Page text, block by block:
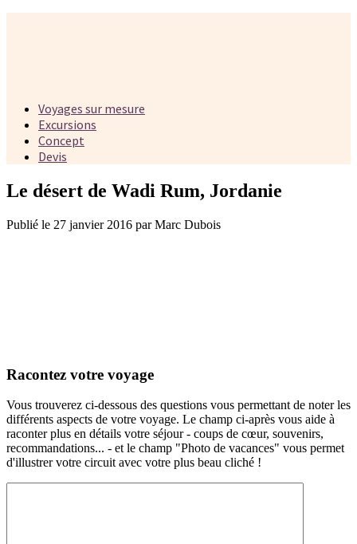
Voyages sur mesure
Excursions
Concept
Devis
Le désert de Wadi Rum, Jordanie
Publié le 27 janvier 2016 par Marc Dubois
Racontez votre voyage
Vous trouverez ci-dessous des questions vous permettant de noter les
différents aspects de votre voyage. Le champ ci-après vous aide à
raconter plus en détails votre séjour - coups de cœur, souvenirs,
recommandations... - et le champ "Photo de vacances" vous permet
d'illustrer votre circuit avec votre plus beau cliché !